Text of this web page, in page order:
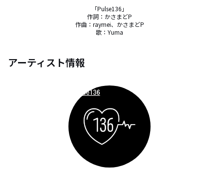
「Pulse136」
作詞：かさまどP
作曲：raymei、かさまどP
歌：Yuma
アーティスト情報